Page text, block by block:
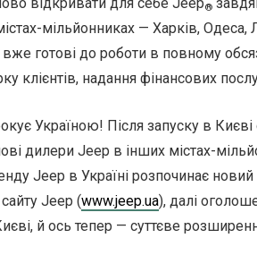
®
мільйонниках — Харків, Одеса,
готові до роботи в повному
клієнтів, надання фінансових
Україною! Після запуску в Києві
дилери Jeep в інших містах-
Jeep в Україні розпочинає новий
Jeep (www.jeep.ua), далі
й ось тепер — суттєве